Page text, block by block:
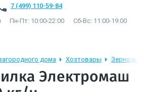
7 (499) 110-59-84
Пн-Пт: 10:00-22:00 Сб-Вс: 11:00-19:00
дома Хозтовары
Электромаш